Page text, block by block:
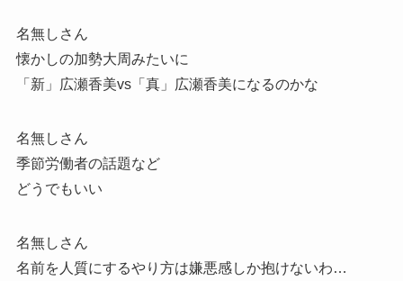
名無しさん
懐かしの加勢大周みたいに
「新」広瀬香美vs「真」広瀬香美になるのかな
名無しさん
季節労働者の話題など
どうでもいい
名無しさん
名前を人質にするやり方は嫌悪感しか抱けないわ…